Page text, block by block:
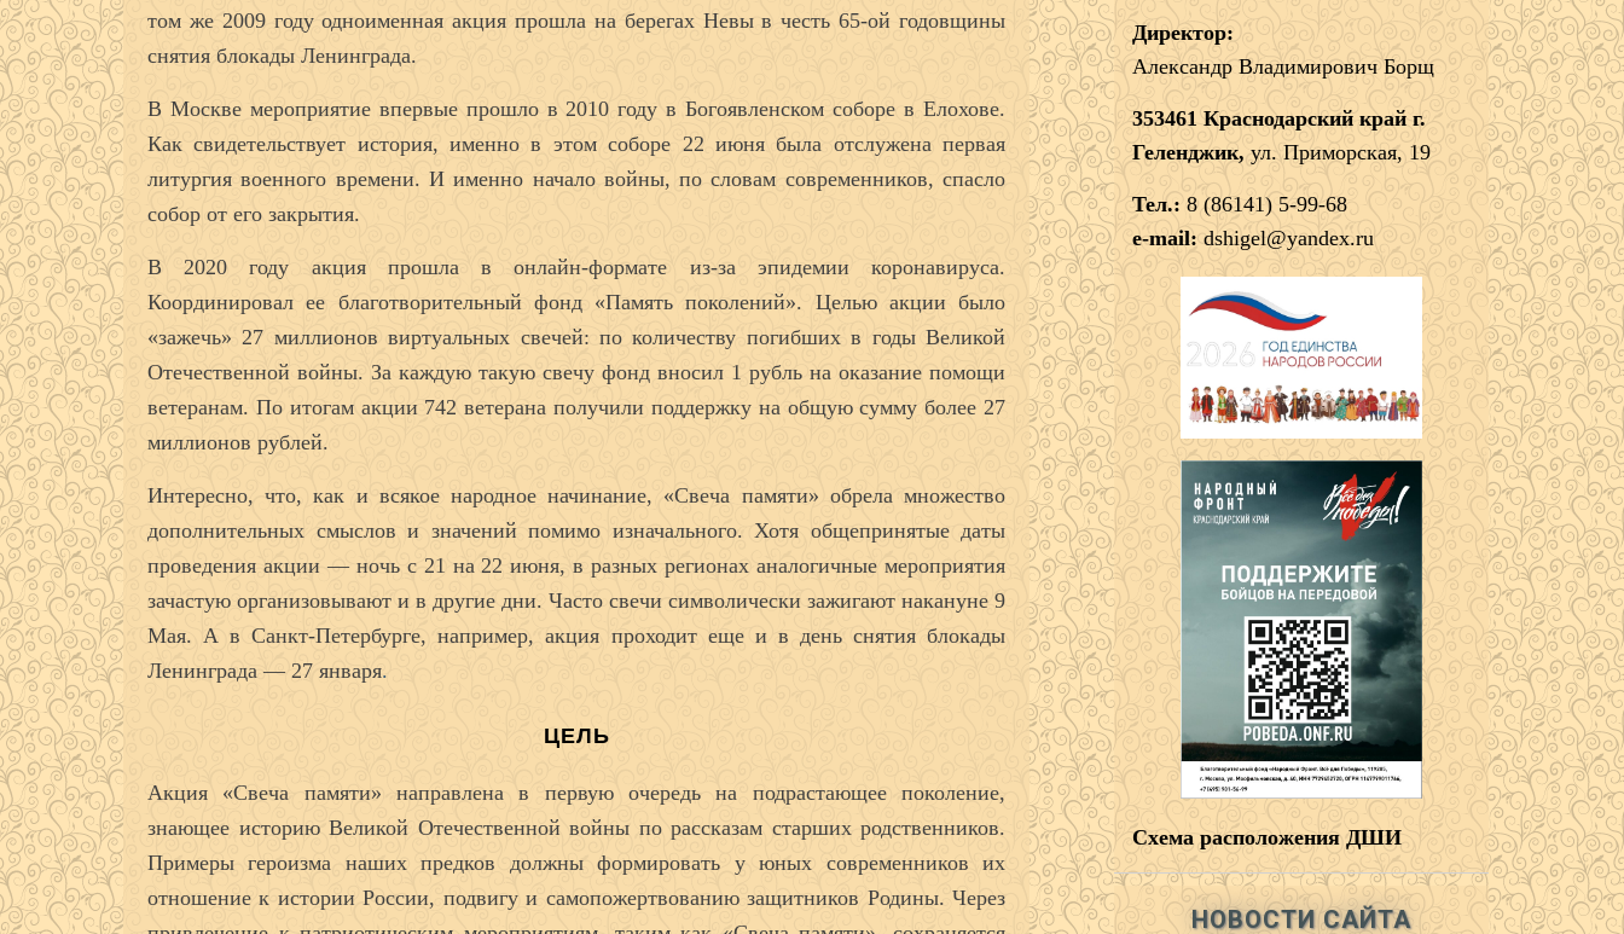
том же 2009 году одноименная акция прошла на берегах Невы в честь 65-ой годовщины
снятия блокады Ленинграда.
В Москве мероприятие впервые прошло в 2010 году в Богоявленском соборе в Елохове.
Как свидетельствует история, именно в этом соборе 22 июня была отслужена первая
литургия военного времени. И именно начало войны, по словам современников, спасло
собор от его закрытия.
В 2020 году акция прошла в онлайн-формате из-за эпидемии коронавируса.
Координировал ее благотворительный фонд «Память поколений». Целью акции было
«зажечь» 27 миллионов виртуальных свечей: по количеству погибших в годы Великой
Отечественной войны. За каждую такую свечу фонд вносил 1 рубль на оказание помощи
ветеранам. По итогам акции 742 ветерана получили поддержку на общую сумму более 27
миллионов рублей.
Интересно, что, как и всякое народное начинание, «Свеча памяти» обрела множество
дополнительных смыслов и значений помимо изначального. Хотя общепринятые даты
проведения акции — ночь с 21 на 22 июня, в разных регионах аналогичные мероприятия
зачастую организовывают и в другие дни. Часто свечи символически зажигают накануне 9
Мая. А в Санкт-Петербурге, например, акция проходит еще и в день снятия блокады
Ленинграда — 27 января.
ЦЕЛЬ
Акция «Свеча памяти» направлена в первую очередь на подрастающее поколение,
знающее историю Великой Отечественной войны по рассказам старших родственников.
Примеры героизма наших предков должны формировать у юных современников их
отношение к истории России, подвигу и самопожертвованию защитников Родины. Через
Директор:
Александр Владимирович Борщ
353461 Краснодарский край г.
Геленджик, ул. Приморская, 19
Тел.: 8 (86141) 5-99-68
e-mail: dshigel@yandex.ru
Схема расположения ДШИ
НОВОСТИ САЙТА